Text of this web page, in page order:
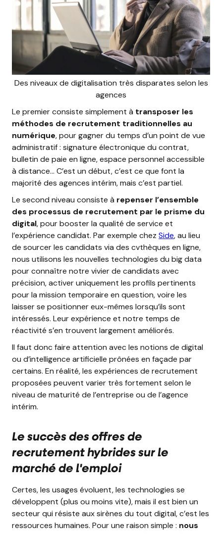
Des niveaux de digitalisation très disparates selon les
agences
Le premier consiste simplement à transposer les
méthodes de recrutement traditionnelles au
numérique, pour gagner du temps d’un point de vue
administratif : signature électronique du contrat,
bulletin de paie en ligne, espace personnel accessible
à distance… C’est un début, c’est ce que font la
majorité des agences intérim, mais c’est partiel.
Le second niveau consiste à repenser l’ensemble
des processus de recrutement par le prisme du
digital, pour booster la qualité de service et
l’expérience candidat. Par exemple chez Side, au lieu
de sourcer les candidats via des cvthèques en ligne,
nous utilisons les nouvelles technologies du big data
pour connaître notre vivier de candidats avec
précision, activer uniquement les profils pertinents
pour la mission temporaire en question, voire les
laisser se positionner eux-mêmes lorsqu’ils sont
intéressés. Leur expérience et notre temps de
réactivité s’en trouvent largement améliorés.
Il faut donc faire attention avec les notions de digital
ou d’intelligence artificielle prônées en façade par
certains. En réalité, les expériences de recrutement
proposées peuvent varier très fortement selon le
niveau de maturité de l’entreprise ou de l’agence
intérim.
Le succès des offres de
recrutement hybrides sur le
marché de l'emploi
Certes, les usages évoluent, les technologies se
développent (plus ou moins vite), mais il est bien un
secteur qui résiste aux sirènes du tout digital, c’est les
ressources humaines. Pour une raison simple : nous